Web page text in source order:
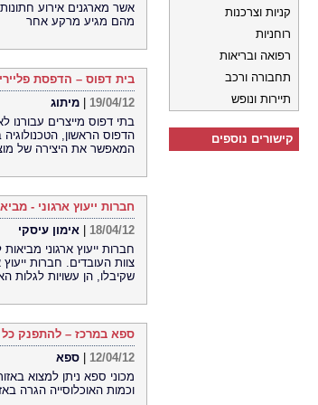
אשר מארגנים אירוע
מהם מגיע מרקע אחר
בית דפוס – הדפסת
19/04/12
מיתוג
בתי דפוס מייצרים עבורנו
הדפוס הראשון,
המאפשר את היצירה של
חברות ייעוץ ארגוני -
18/04/12
אימון עיסקי
חברות ייעוץ ארגוני
צוות העובדים. חברות
שקיבלו, הן עשויות
ספא במרכז – להתפנק כל
12/04/12
ספא
מכוני ספא ניתן למצוא
וכמות האוכלוסייה הגרה
קניות וצרכנות
רוחניות
רפואה ובריאות
תחבורה ורכב
תיירות ונופש
קישורים נוספים